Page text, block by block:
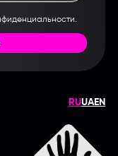
RUUAEN